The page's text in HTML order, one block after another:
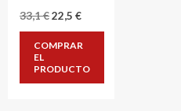
33,1€El
original
33,1 €.
22,5 €El
actual
22,5 €.
COMPRAR
EL
PRODUCTO